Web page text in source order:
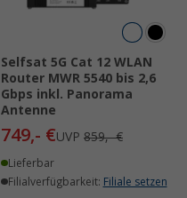
Selfsat 5G Cat 12 WLAN
Router MWR 5540 bis 2,6
Gbps inkl. Panorama
Antenne
749,- €UVP 859,- €
Lieferbar
Filialverfügbarkeit: Filiale setzen